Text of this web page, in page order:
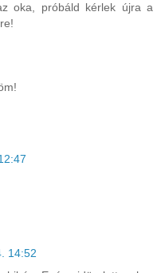
oka, próbáld kérlek újra a
14:52